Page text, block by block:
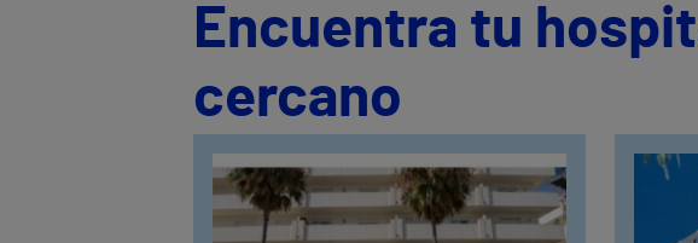
Encuentra tu
cercano